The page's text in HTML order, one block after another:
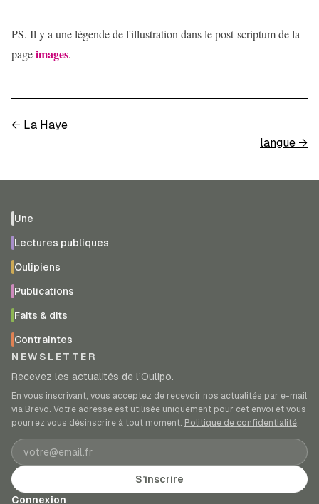
PS. Il y a une légende de l'illustration dans le post-scriptum de la
pageimages.
← La Haye
langue →
Une
Lectures publiques
Oulipiens
Publications
Faits & dits
Contraintes
NEWSLETTER
Recevez les actualités de l’Oulipo.
En vous inscrivant, vous acceptez de recevoir nos actualités par e-mail
via Brevo. Votre adresse est utilisée uniquement pour cet envoi et vous
pourrez vous désinscrire à tout moment. Politique de confidentialité.
Adresse e-mail
S’inscrire
Connexion